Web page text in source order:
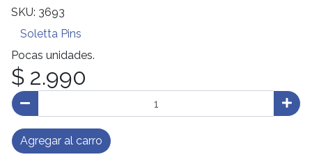
SKU: 3693
Soletta Pins
Pocas unidades.
$ 2.990
Agregar al carro